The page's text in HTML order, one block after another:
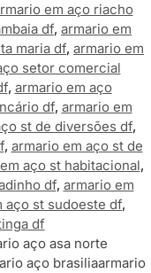
em aço riacho
df, armario em
maria df, armario em
setor comercial
, armario em aço
df, armario em
st de diversões df,
, armario em aço st de
aço st habitacional,
df, armario em
aço st sudoeste df,
df
aço asa norte
aço brasiliaarmario